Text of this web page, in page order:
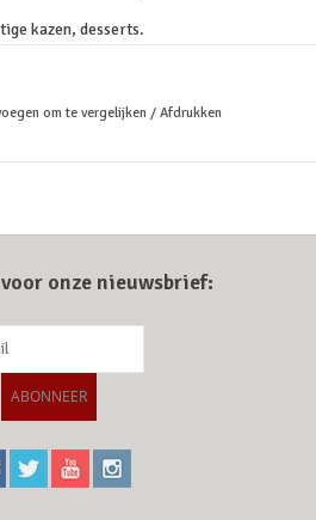
kazen, desserts.
om te vergelijken / Afdrukken
onze nieuwsbrief:
ABONNEER